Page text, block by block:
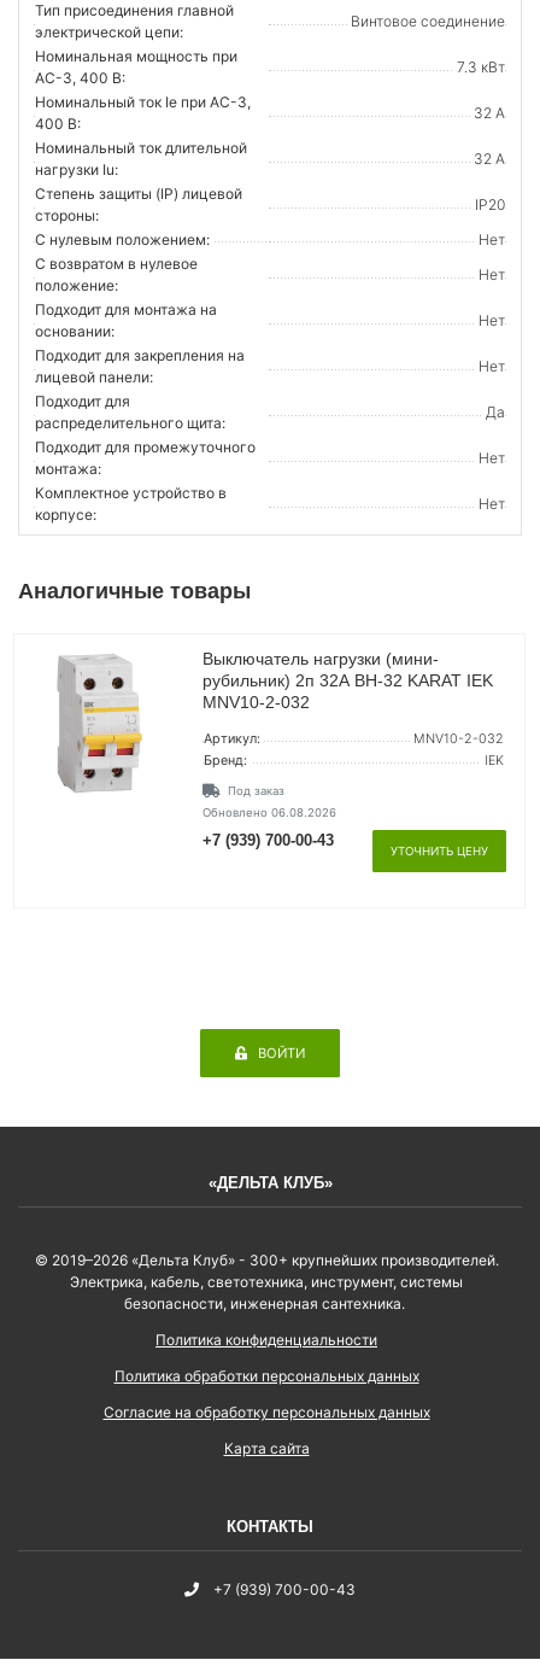
Тип присоединения главной
электрической цепи:
Винтовое соединение
Номинальная мощность при
AC-3, 400 В:
7.3 кВт
Номинальный ток Ie при AC-3,
400 В:
32 А
Номинальный ток длительной
нагрузки Iu:
32 А
Степень защиты (IP) лицевой
стороны:
IP20
С нулевым положением:
Нет
С возвратом в нулевое
положение:
Нет
Подходит для монтажа на
основании:
Нет
Подходит для закрепления на
лицевой панели:
Нет
Подходит для
распределительного щита:
Да
Подходит для промежуточного
монтажа:
Нет
Комплектное устройство в
корпусе:
Нет
Аналогичные товары
Выключатель нагрузки (мини-
рубильник) 2п 32А ВН-32 KARAT IEK
MNV10-2-032
Артикул:
MNV10-2-032
Бренд:
IEK
Под заказ
Обновлено 06.08.2026
+7 (939) 700-00-43
УТОЧНИТЬ ЦЕНУ
ВОЙТИ
«ДЕЛЬТА КЛУБ»
© 2019–2026 «Дельта Клуб» - 300+ крупнейших производителей.
Электрика, кабель, светотехника, инструмент, системы
безопасности, инженерная сантехника.
Политика конфиденциальности
Политика обработки персональных данных
Согласие на обработку персональных данных
Карта сайта
КОНТАКТЫ
+7 (939) 700-00-43